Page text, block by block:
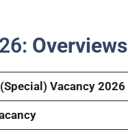
Overviews
Vacancy 2026